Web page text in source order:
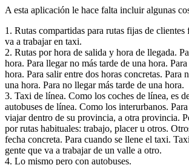
A esta aplicación le hace falta incluir algunas
1. Rutas compartidas para rutas fijas de
va a trabajar en taxi.
2. Rutas por hora de salida y hora de llegada.
hora. Para llegar no más tarde de una hora.
hora. Para salir entre dos horas concretas. Para
una hora. Para no llegar más tarde de una hora.
3. Taxi de línea. Como los coches de línea, es
autobuses de línea. Como los interurbanos.
viajar dentro de su provincia, a otra provincia.
por rutas habituales: trabajo, placer u otros.
fecha concreta. Para cuando se llene el taxi.
gente que va a trabajar de un valle a otro.
4. Lo mismo pero con autobuses.